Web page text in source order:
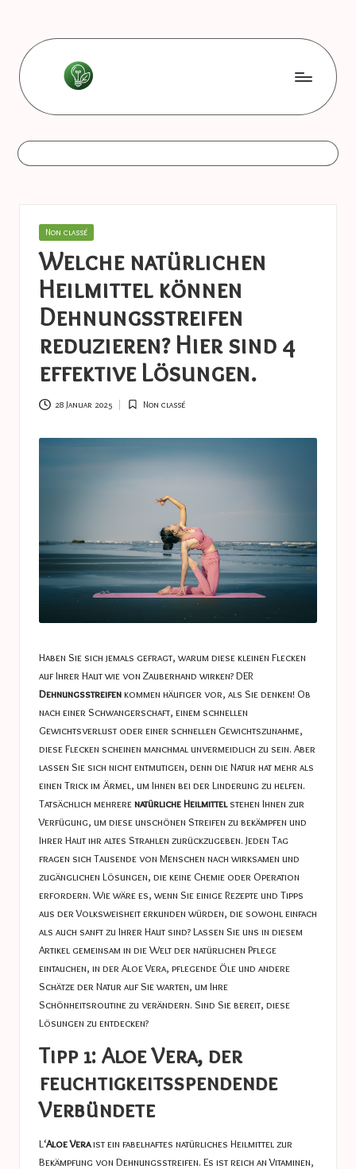
content
L
e
s
o
n
n
e
s
a
s
t
u
astuces
Posted
Non classé
Welche natürlichen
Heilmittel können
Dehnungsstreifen
reduzieren? Hier sind 4
effektive Lösungen.
28 Januar 2025
Posted
Non classé
Haben Sie sich jemals gefragt, warum diese kleinen Flecken
auf Ihrer Haut wie von Zauberhand wirken? DER
Dehnungsstreifenkommen häufiger vor, als Sie denken! Ob
nach einer Schwangerschaft, einem schnellen
Gewichtsverlust oder einer schnellen Gewichtszunahme,
diese Flecken scheinen manchmal unvermeidlich zu sein. Aber
lassen Sie sich nicht entmutigen, denn die Natur hat mehr als
einen Trick im Ärmel, um Ihnen bei der Linderung zu helfen.
Tatsächlich mehrerenatürliche Heilmittelstehen Ihnen zur
Verfügung, um diese unschönen Streifen zu bekämpfen und
Ihrer Haut ihr altes Strahlen zurückzugeben. Jeden Tag
fragen sich Tausende von Menschen nach wirksamen und
zugänglichen Lösungen, die keine Chemie oder Operation
erfordern. Wie wäre es, wenn Sie einige Rezepte und Tipps
aus der Volksweisheit erkunden würden, die sowohl einfach
als auch sanft zu Ihrer Haut sind? Lassen Sie uns in diesem
Artikel gemeinsam in die Welt der natürlichen Pflege
eintauchen, in der Aloe Vera, pflegende Öle und andere
Schätze der Natur auf Sie warten, um Ihre
Schönheitsroutine zu verändern. Sind Sie bereit, diese
Lösungen zu entdecken?
Tipp 1: Aloe Vera, der
feuchtigkeitsspendende
Verbündete
L‘Aloe Veraist ein fabelhaftes natürliches Heilmittel zur
Bekämpfung von Dehnungsstreifen. Es ist reich an Vitaminen,